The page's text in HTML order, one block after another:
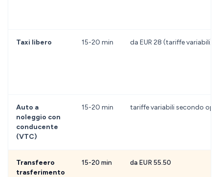
Taxi libero 15-20 min da EUR 28 (tariffe variabili)
Auto a
noleggio con
conducente
(VTC)
15-20 min tariffe variabili secondo
Transfeero
trasferimento
15-20 min da EUR 55.50